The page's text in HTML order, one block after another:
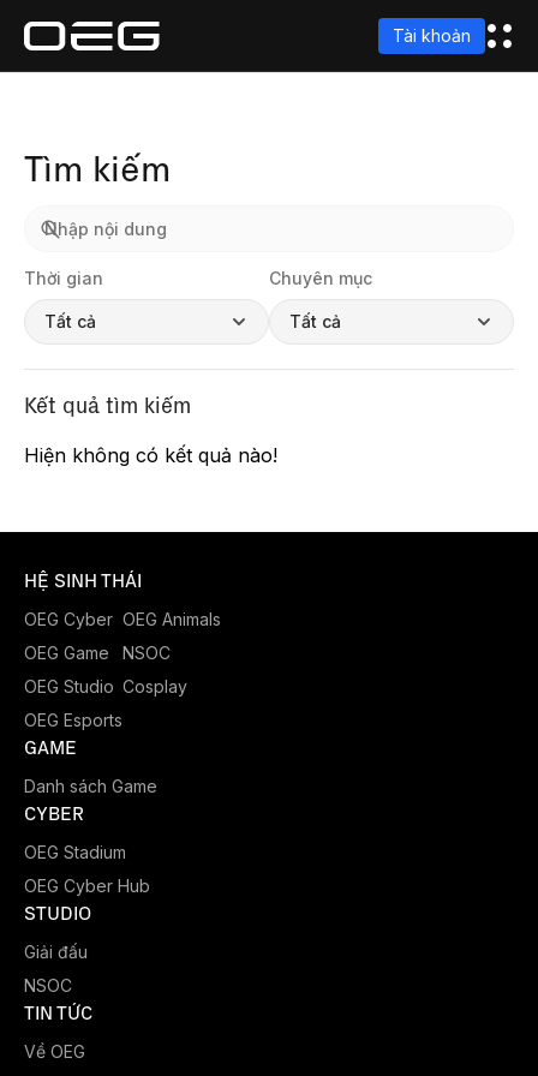
Tài khoản
Tìm kiếm
Thời gian
Tất cả
Chuyên mục
Tất cả
Kết quả tìm kiếm
Hiện không có kết quả nào!
HỆ SINH THÁI
OEG Cyber
OEG Game
OEG Studio
OEG Esports
OEG Animals
NSOC
Cosplay
GAME
Danh sách Game
CYBER
OEG Stadium
OEG Cyber Hub
STUDIO
Giải đấu
NSOC
TIN TỨC
Về OEG